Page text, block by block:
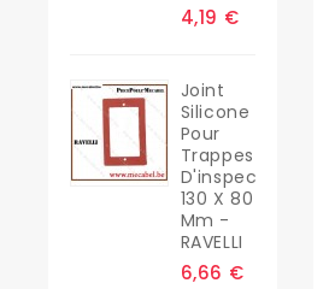
4,19 €
Joint
Silicone
Pour
Trappes
D'inspection
130 X 80
Mm -
RAVELLI
6,66 €